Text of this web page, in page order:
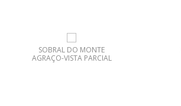
SOBRAL DO MONTE
AGRAÇO-VISTA PARCIAL